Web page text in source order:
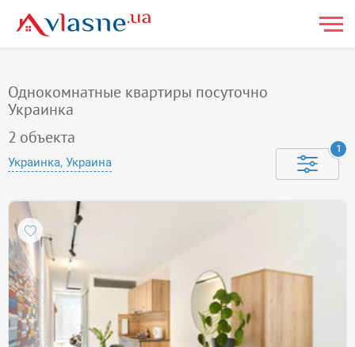
Однокомнатные квартиры посуточно
Украинка
2 объекта
Украинка, Украина
1